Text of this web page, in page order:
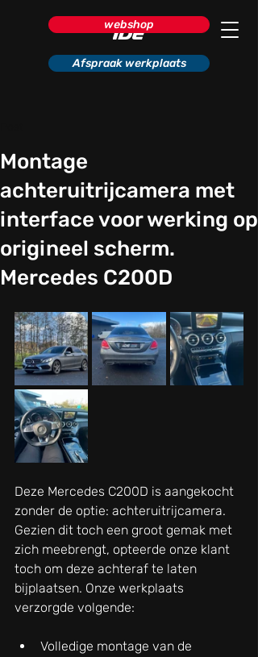
Afspraak werkplaats
webshop
Montage
achteruitrijcamera met
interface voor werking op
origineel scherm.
Mercedes C200D
Deze Mercedes C200D is aangekocht
zonder de optie: achteruitrijcamera.
Gezien dit toch een groot gemak met
zich meebrengt, opteerde onze klant
toch om deze achteraf te laten
bijplaatsen. Onze werkplaats
verzorgde volgende:
Volledige montage van de